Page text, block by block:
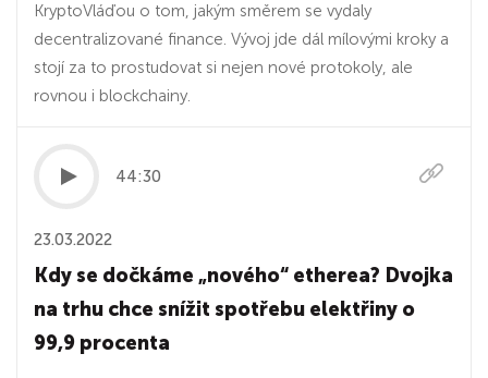
KryptoVláďou o tom, jakým směrem se vydaly
decentralizované finance. Vývoj jde dál mílovými kroky a
stojí za to prostudovat si nejen nové protokoly, ale
rovnou i blockchainy.
44:30
23.03.2022
Kdy se dočkáme „nového“ etherea? Dvojka
na trhu chce snížit spotřebu elektřiny o
99,9 procenta